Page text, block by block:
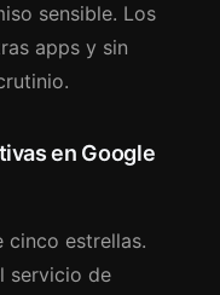
sensible. Los
apps y sin
en Google
cinco estrellas.
servicio de